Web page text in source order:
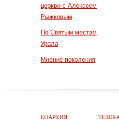
церкви с Алексеем
Рыжковым
По Святым местам
Урала
Мнение поколения
ЕПАРХИЯ